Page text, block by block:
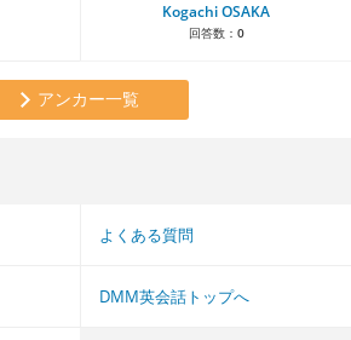
Kogachi OSAKA
回答数： 0
アンカー一覧
よくある質問
DMM英会話トップへ